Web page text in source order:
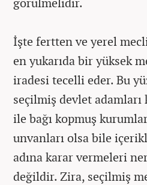
İşte fertten ve yerel
en yukarıda bir yüksek
iradesi tecelli eder. Bu
seçilmiş devlet
ile bağı kopmuş
unvanları olsa bile
adına karar vermeleri
değildir. Zira, seçilmiş